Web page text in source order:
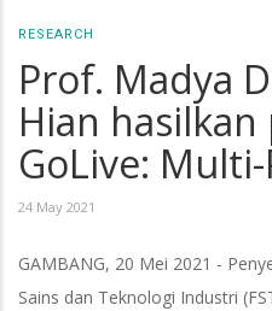
RESEARCH
Prof. Madya
Hian
GoLive:
24 May 2021
GAMBANG, 20 Mei 2021 -
Sains dan Teknologi Industri